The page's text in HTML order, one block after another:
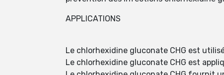
APPLICATIONS
Le chlorhexidine gluconate CHG est
Le chlorhexidine gluconate CHG est